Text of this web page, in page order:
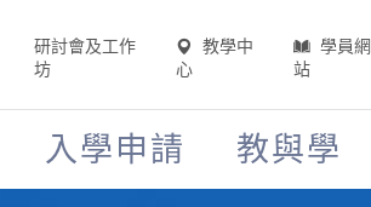
研討會及工作
坊
教學中
心
學員網
站
入學申請 教與學